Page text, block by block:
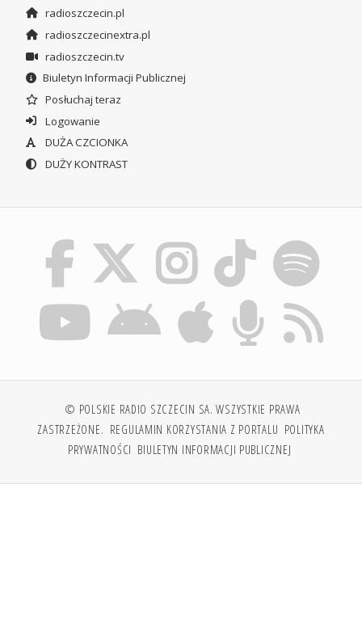
radioszczecin.pl
radioszczecinextra.pl
radioszczecin.tv
Biuletyn Informacji Publicznej
Posłuchaj teraz
Logowanie
DUŻA CZCIONKA
DUŻY KONTRAST
© POLSKIE RADIO SZCZECIN SA. WSZYSTKIE PRAWA
ZASTRZEŻONE. REGULAMIN KORZYSTANIA Z PORTALU POLITYKA
PRYWATNOŚCI BIULETYN INFORMACJI PUBLICZNEJ